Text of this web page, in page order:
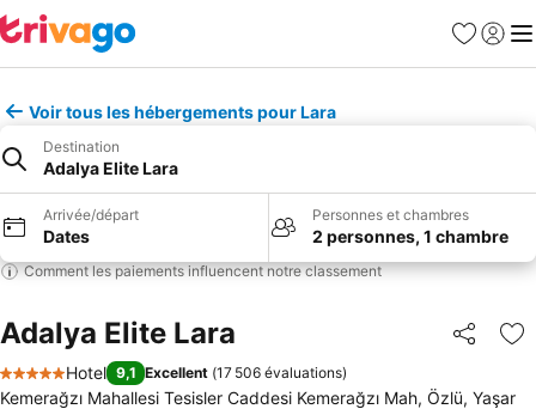
Favoris
Se
Voir tous les hébergements pour Lara
Destination
Adalya Elite Lara
Arrivée/départ
Dates
Personnes et chambres
2 personnes, 1 chambre
Comment les paiements influencent notre classement
Adalya Elite Lara Partager
5 Étoiles
Hotel 9,1 Excellent (17 506 évaluations)
Kemerağzı Mahallesi Tesisler Caddesi Kemerağzı Mah, Özlü, Yaşar